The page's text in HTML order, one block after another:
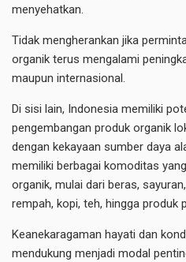
menyehatkan.
Tidak mengherankan jika
organik terus mengalami
maupun internasional.
Di sisi lain, Indonesia memiliki
pengembangan produk organik
dengan kekayaan sumber daya
memiliki berbagai komoditas
organik, mulai dari beras,
rempah, kopi, teh, hingga produk
Keanekaragaman hayati dan
mendukung menjadi modal